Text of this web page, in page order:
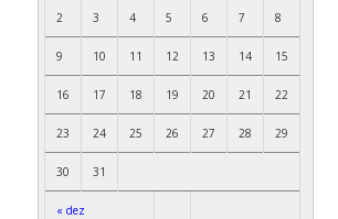
« dez
2 3 4 5 6 7 8
9 10 11 12 13 14 15
16 17 18 19 20 21 22
23 24 25 26 27 28 29
30 31